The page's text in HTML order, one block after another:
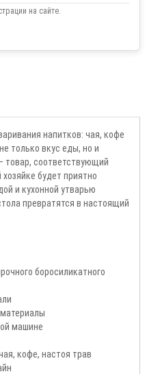
на сайте.
напитков: чая, кофе
только вкус еды, но и
товар, соответствующий
будет приятно
и кухонной утварью
превратятся в настоящий
боросиликатного
машине
кофе, настоя трав